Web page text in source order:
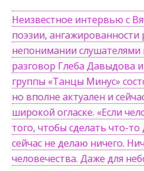
Неизвестное интервью с
поэзии, ангажированности
непонимании слушателями
разговор Глеба Давыдова
группы «Танцы Минус»
но вполне актуален и
широкой огласке. «Если
того, чтобы сделать что-то
сейчас не делаю ничего.
человечества. Даже для